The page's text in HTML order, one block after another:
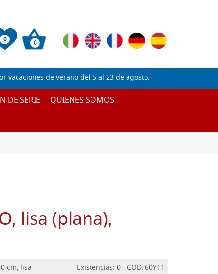
0 0
vacaciones de verano del 5 al 23 de agosto.
DE SERIE QUIENES SOMOS
lisa (plana),
cm, lisa Existencias: 0 - COD. 60Y11